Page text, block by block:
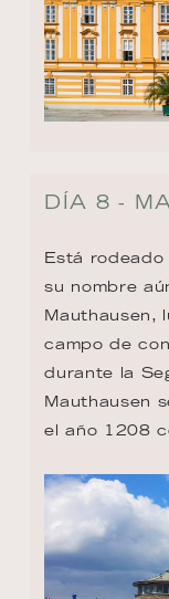
DÍA 8 -
Está
su nombre
Mauthausen,
campo de
durante la
Mauthausen
el año 1208